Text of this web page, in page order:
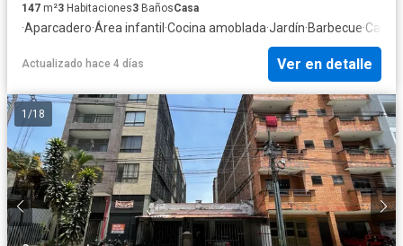
147 m²3 Habitaciones3 BañosCasa
·Aparcadero·Área infantil·Cocina amoblada·Jardín·Barbecue·
Actualizado hace 4 días Ver en detalle
1 /18